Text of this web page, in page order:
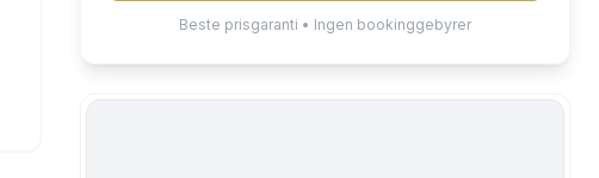
Beste prisgaranti • Ingen bookinggebyrer